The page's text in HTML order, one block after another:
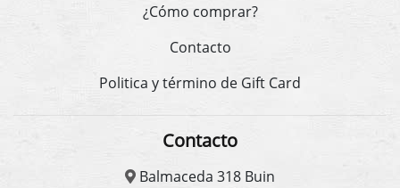
¿Cómo comprar?
Contacto
Politica y término de Gift Card
Contacto
Balmaceda 318 Buin